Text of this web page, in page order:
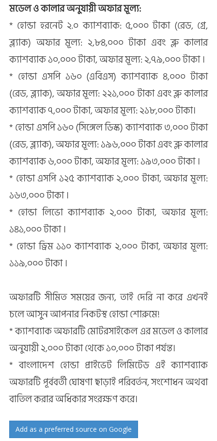
মডেল ও কালার অনুযায়ী অফার মূল্য:
* হোন্ডা হরনেট ২.০ ক্যাশব্যাক: ৫,০০০ টাকা (রেড, গ্রে,
ব্ল্যাক) অফার মূল্য: ২,৮৪,০০০ টাকা এবং ব্লু কালার
ক্যাশব্যাক ১০,০০০ টাকা, অফার মূল্য: ২,৭৯,০০০ টাকা ।
* হোন্ডা এসপি ১৬০ (এবিএস) ক্যাশব্যাক ৪,০০০ টাকা
(রেড, ব্ল্যাক), অফার মূল্য: ২২১,০০০ টাকা এবং ব্লু কালার
ক্যাশব্যাক ৭,০০০ টাকা, অফার মূল্য: ২১৮,০০০ টাকা।
* হোন্ডা এসপি ১৬০ (সিঙ্গেল ডিস্ক) ক্যাশব্যাক ৩,০০০ টাকা
(রেড, ব্ল্যাক), অফার মূল্য: ১৯৬,০০০ টাকা এবং ব্লু কালার
ক্যাশব্যাক ৬,০০০ টাকা, অফার মূল্য: ১৯৩,০০০ টাকা ।
* হোন্ডা এসপি ১২৫ ক্যাশব্যাক ২,০০০ টাকা, অফার মূল্য:
১৬৩,০০০ টাকা ।
* হোন্ডা লিভো ক্যাশব্যাক ২,০০০ টাকা, অফার মূল্য:
১৪১,০০০ টাকা ।
* হোন্ডা ড্রিম ১১০ ক্যাশব্যাক ২,০০০ টাকা, অফার মূল্য:
১১৯,০০০ টাকা ।
অফারটি সীমিত সময়ের জন্য, তাই দেরি না করে এখনই
চলে আসুন আপনার নিকটস্থ হোন্ডা শোরুমে!
* ক্যাশব্যাক অফারটি মোটরসাইকেল এর মডেল ও কালার
অনুযায়ী ২,০০০ টাকা থেকে ১০,০০০ টাকা পর্যন্ত।
* বাংলাদেশ হোন্ডা প্রাইভেট লিমিটেড এই ক্যাশব্যাক
অফারটি পূর্ববর্তী ঘোষণা ছাড়াই পরিবর্তন, সংশোধন অথবা
বাতিল করার অধিকার সংরক্ষণ করে।
Add as a preferred source on Google